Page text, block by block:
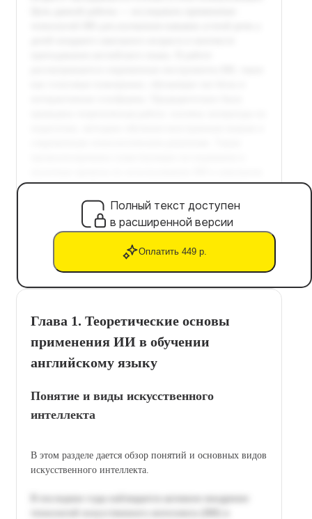
Полный текст доступен
в расширенной версии
Оплатить 449 р.
Глава 1. Теоретические основы
применения ИИ в обучении
английскому языку
Понятие и виды искусственного
интеллекта
В этом разделе дается обзор понятий и основных видов
искусственного интеллекта.